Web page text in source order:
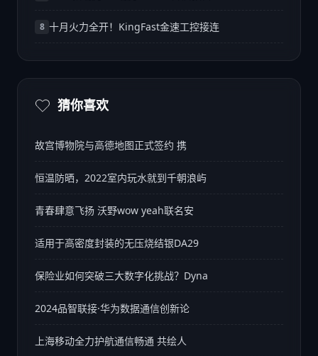
8 十月火力全开！KingFast金速工控接连
猜你喜欢
故宫博物院与高德地图正式签约 携
恒温防晒，2022室内玩水就到千朝浪屿
青春肆意飞扬 沃野wow yeah联名安
适用于高密度封装的无压烧结银DA29
保险业如何突破三大数字化挑战？Dyna
2024品智联接·华为数据通信创新论
上海移动全力护航通信畅通 共绘人